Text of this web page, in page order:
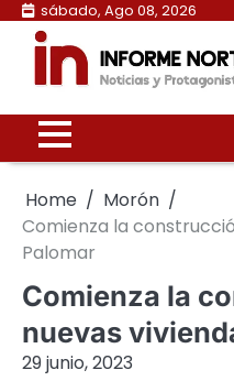
Skip
content
sábado, Ago 08, 2026
Home
Morón
Comienza la
Palomar
Comienza la
nuevas
29 junio, 2023